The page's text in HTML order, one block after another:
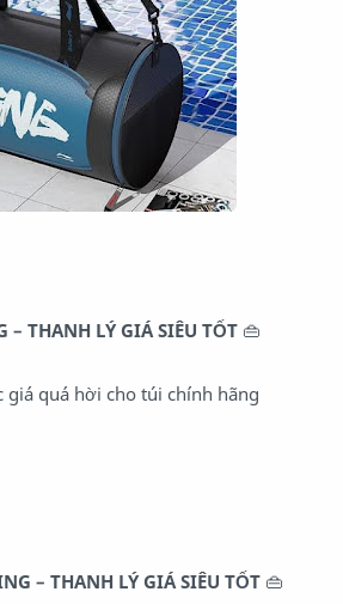
THANH LÝ GIÁ SIÊU TỐT 👜
giá quá hời cho túi chính hãng
– THANH LÝ GIÁ SIÊU TỐT 👜